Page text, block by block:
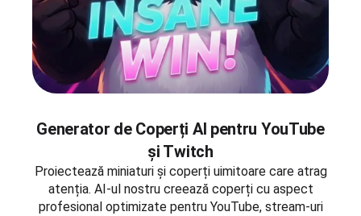
Generator de Coperți AI pentru YouTube
și Twitch
Proiectează miniaturi și coperți uimitoare care atrag
atenția. AI-ul nostru creează coperți cu aspect
profesional optimizate pentru YouTube, stream-uri